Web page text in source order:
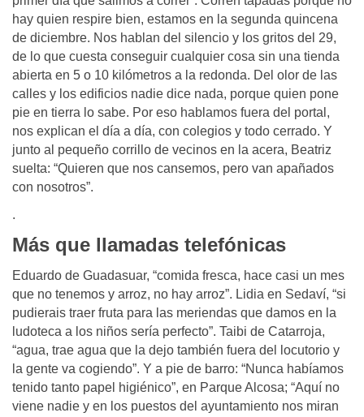
hay quien respire bien, estamos en la segunda quincena
de diciembre. Nos hablan del silencio y los gritos del 29,
de lo que cuesta conseguir cualquier cosa sin una tienda
abierta en 5 o 10 kilómetros a la redonda. Del olor de las
calles y los edificios nadie dice nada, porque quien pone
pie en tierra lo sabe. Por eso hablamos fuera del portal,
nos explican el día a día, con colegios y todo cerrado. Y
junto al pequeño corrillo de vecinos en la acera, Beatriz
suelta: “Quieren que nos cansemos, pero van apañados
con nosotros”.
.
Más que llamadas telefónicas
Eduardo de Guadasuar, “comida fresca, hace casi un mes
que no tenemos y arroz, no hay arroz”. Lidia en Sedaví, “si
pudierais traer fruta para las meriendas que damos en la
ludoteca a los niños sería perfecto”. Taibi de Catarroja,
“agua, trae agua que la dejo también fuera del locutorio y
la gente va cogiendo”. Y a pie de barro: “Nunca habíamos
tenido tanto papel higiénico”, en Parque Alcosa; “Aquí no
viene nadie y en los puestos del ayuntamiento nos miran